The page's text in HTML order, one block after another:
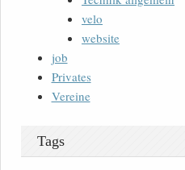
velo
website
job
Privates
Vereine
Tags